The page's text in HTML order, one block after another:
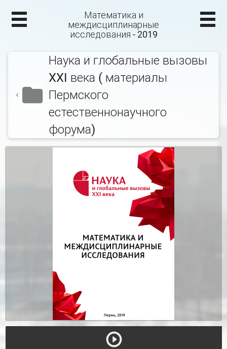
Математика и
междисциплинарные
исследования - 2019
Наука и глобальные вызовы
XXI века ( материалы
Пермского
естественнонаучного
форума)